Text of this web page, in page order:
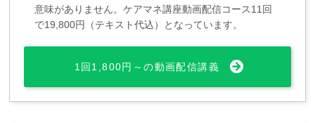
意味がありません。ケアマネ講座動画配信コース11回
で19,800円（テキスト代込）となっています。
1回1,800円～の動画配信講義